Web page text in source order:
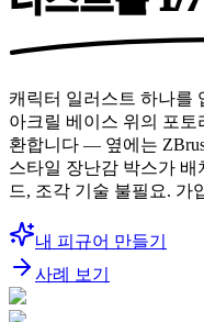
캐릭터 일러스트 하나를
아크릴 베이스 위의 포
환합니다 — 옆에는
스타일 장난감 박스가 배
드, 조각 기술 불필요. 가
내 피규어 만들기
사례 보기